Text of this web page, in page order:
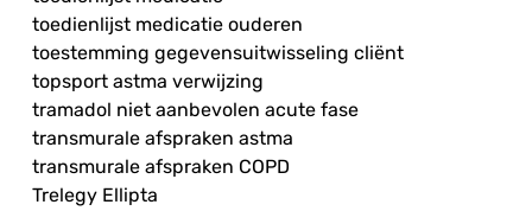
toedienlijst medicatie ouderen
toestemming gegevensuitwisseling cliënt
topsport astma verwijzing
tramadol niet aanbevolen acute fase
transmurale afspraken astma
transmurale afspraken COPD
Trelegy Ellipta